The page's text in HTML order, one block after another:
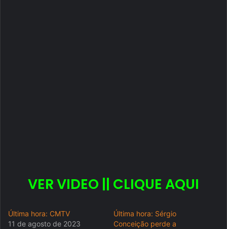
VER VIDEO || CLIQUE AQUI
Última hora: CMTV
11 de agosto de 2023
Última hora: Sérgio
Conceição perde a